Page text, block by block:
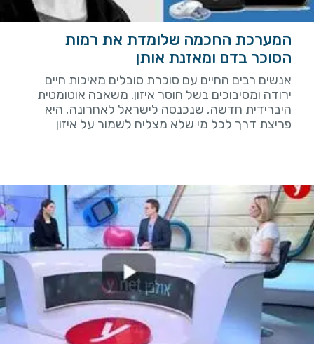
המערכת החכמה שלומדת את רמות
הסוכר בדם ומאזנת אותן
אנשים רבים החיים עם סוכרת סובלים מאיכות חיים
ירודה ומסיבוכים בשל חוסר איזון. משאבה אוטומטית
היברידית חדשה, שנכנסה לישראל לאחרונה, היא
פריצת דרך לכל מי שלא מצליח לשמור על איזון